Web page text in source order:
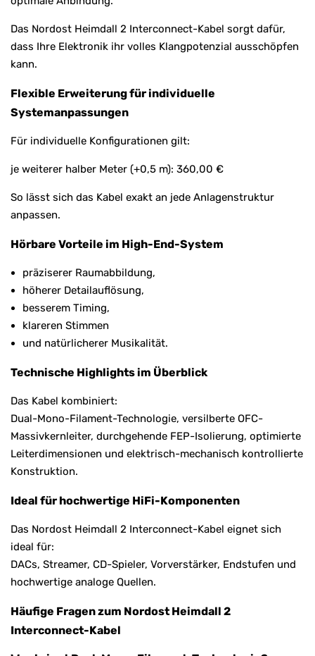
Das Nordost Heimdall 2 Interconnect-Kabel sorgt dafür,
dass Ihre Elektronik ihr volles Klangpotenzial ausschöpfen
kann.
Flexible Erweiterung für individuelle
Systemanpassungen
Für individuelle Konfigurationen gilt:
je weiterer halber Meter (+0,5 m): 360,00 €
So lässt sich das Kabel exakt an jede Anlagenstruktur
anpassen.
Hörbare Vorteile im High-End-System
präziserer Raumabbildung,
höherer Detailauflösung,
besserem Timing,
klareren Stimmen
und natürlicherer Musikalität.
Technische Highlights im Überblick
Das Kabel kombiniert:
Dual-Mono-Filament-Technologie, versilberte OFC-
Massivkernleiter, durchgehende FEP-Isolierung, optimierte
Leiterdimensionen und elektrisch-mechanisch kontrollierte
Konstruktion.
Ideal für hochwertige HiFi-Komponenten
Das Nordost Heimdall 2 Interconnect-Kabel eignet sich
ideal für:
DACs, Streamer, CD-Spieler, Vorverstärker, Endstufen und
hochwertige analoge Quellen.
Häufige Fragen zum Nordost Heimdall 2
Interconnect-Kabel